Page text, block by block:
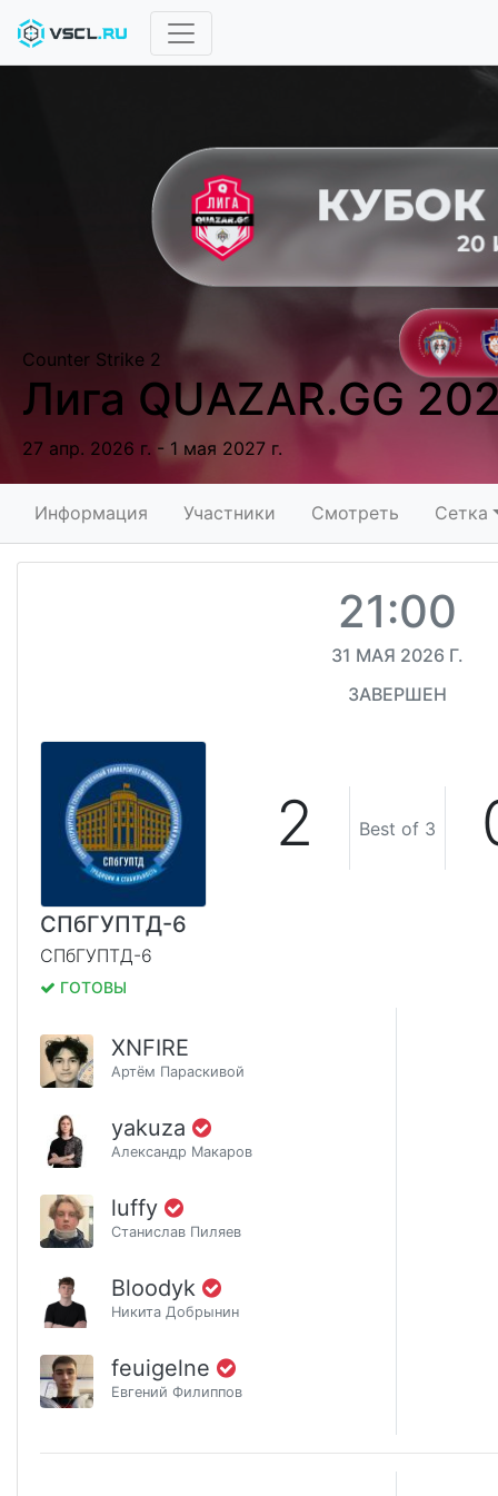
Counter Strike 2
Лига QUAZAR.GG
27 апр. 2026 г. - 1 мая 2027 г.
Информация Участники Смотреть Сетка
21:00
31 МАЯ 2026 Г.
ЗАВЕРШЕН
2 Best of 3
СПбГУПТД-6
СПбГУПТД-6
ГОТОВЫ
XNFIRE
Артём Параскивой
yakuza
Александр Макаров
luffy
Станислав Пиляев
Bloodyk
Никита Добрынин
feuigelne
Евгений Филиппов